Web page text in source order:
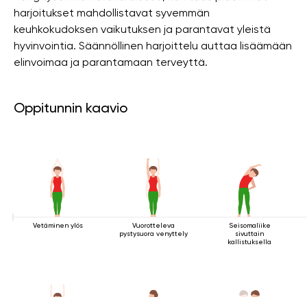
harjoitukset mahdollistavat syvemmän
keuhkokudoksen vaikutuksen ja parantavat yleistä
hyvinvointia. Säännöllinen harjoittelu auttaa lisäämään
elinvoimaa ja parantamaan terveyttä.
Oppitunnin kaavio
Vetäminen ylös
Vuorotteleva
pystysuora venyttely
Seisomaliike
sivuttain
kallistuksella